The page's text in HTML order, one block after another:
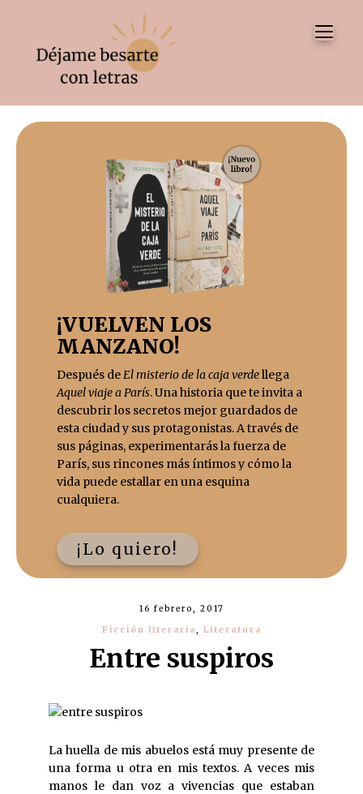
¡VUELVEN LOS
MANZANO!
Después deEl misterio de la caja verdellega
Aquel viaje a París. Una historia que te invita a
descubrir los secretos mejor guardados de
esta ciudad y sus protagonistas. A través de
sus páginas, experimentarás la fuerza de
París, sus rincones más íntimos y cómo la
vida puede estallar en una esquina
cualquiera.
¡Lo quiero!
16 febrero, 2017
Ficción literaria, Literatura
Entre suspiros
La huella de mis abuelos está muy presente de
una forma u otra en mis textos. A veces mis
manos le dan voz a vivencias que estaban